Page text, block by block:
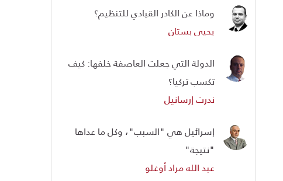
وماذا عن الكادر القيادي للتنظيم؟
يحيى بستان
الدولة التي جعلت العاصفة خلفها: كيف
تكسب تركيا؟
ندرت إرسانيل
إسرائيل هي "السبب"، وكل ما عداها
"نتيجة"
عبد الله مراد أوغلو